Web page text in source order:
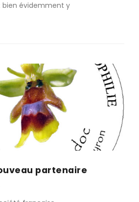
évidemment y
partenaire